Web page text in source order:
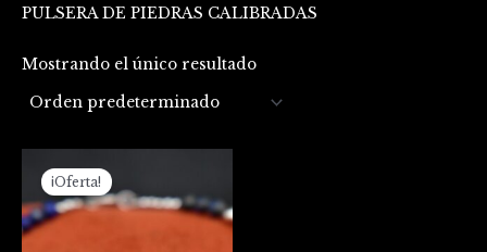
r
PULSERA DE PIEDRAS CALIBRADAS
Mostrando el único resultado
¡Oferta!
precio
original
era:
es:
$130.000.